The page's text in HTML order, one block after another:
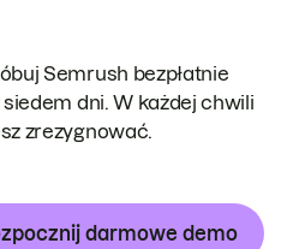
Semrush bezpłatnie
siedem dni. W każdej chwili
zrezygnować.
darmowe demo